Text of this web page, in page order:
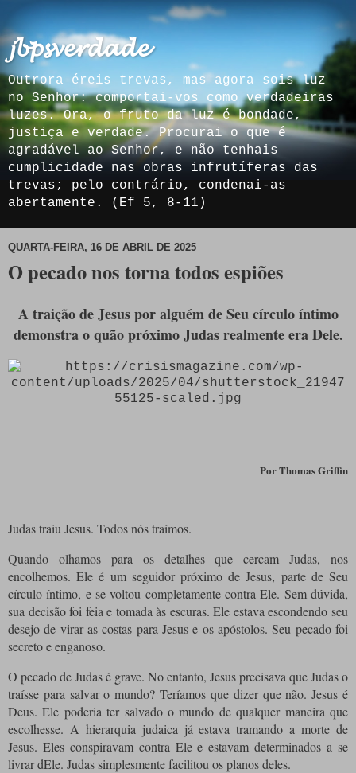
𝓳𝓫𝓹𝓼𝓿𝓮𝓻𝓭𝓪𝓭𝓮
Outrora éreis trevas, mas agora sois luz
no Senhor: comportai-vos como verdadeiras
luzes. Ora, o fruto da luz é bondade,
justiça e verdade. Procurai o que é
agradável ao Senhor, e não tenhais
cumplicidade nas obras infrutíferas das
trevas; pelo contrário, condenai-as
abertamente. (Ef 5, 8-11)
QUARTA-FEIRA, 16 DE ABRIL DE 2025
O pecado nos torna todos espiões
A traição de Jesus por alguém de Seu círculo íntimo
demonstra o quão próximo Judas realmente era Dele.
Por Thomas Griffin
Judas traiu Jesus. Todos nós traímos.
Quando olhamos para os detalhes que cercam Judas, nos
encolhemos. Ele é um seguidor próximo de Jesus, parte de Seu
círculo íntimo, e se voltou completamente contra Ele. Sem dúvida,
sua decisão foi feia e tomada às escuras. Ele estava escondendo seu
desejo de virar as costas para Jesus e os apóstolos. Seu pecado foi
secreto e enganoso.
O pecado de Judas é grave. No entanto, Jesus precisava que Judas o
traísse para salvar o mundo? Teríamos que dizer que não. Jesus é
Deus. Ele poderia ter salvado o mundo de qualquer maneira que
escolhesse. A hierarquia judaica já estava tramando a morte de
Jesus. Eles conspiravam contra Ele e estavam determinados a se
livrar dEle. Judas simplesmente facilitou os planos deles.